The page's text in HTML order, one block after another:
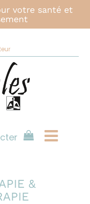
votre santé et
&